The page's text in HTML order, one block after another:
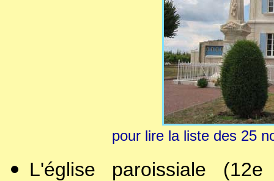
pour lire la liste des 25
L'église paroissiale